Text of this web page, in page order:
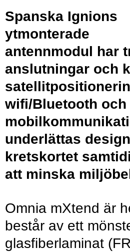
Spanska Ignions
ytmonterade
antennmodul har
anslutningar och
wifi/Bluetooth och
underlättas
kretskortet
att minska
Omnia mXtend är
består av ett
glasfiberlaminat